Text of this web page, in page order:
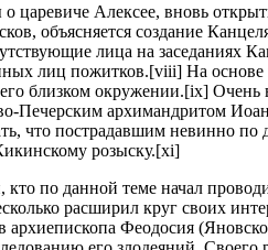
Алексее, вновь
объясняется создание
лица на заседаниях
лиц пожитков.[viii] На основе
близком окружении.[ix]
Печерским архимандритом
что пострадавшим невинно
розыску.[xi]
по данной теме начал
расширил круг своих
архиепископа Феодосия